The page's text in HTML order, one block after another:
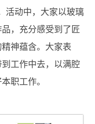
活动中，大家以玻璃
，充分感受到了匠
神蕴含。大家表
工作中去，以满腔
职工作。